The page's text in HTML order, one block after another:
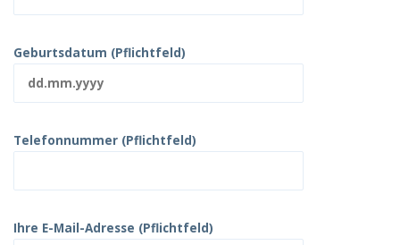
Geburtsdatum (Pflichtfeld)
Telefonnummer (Pflichtfeld)
Ihre E-Mail-Adresse (Pflichtfeld)